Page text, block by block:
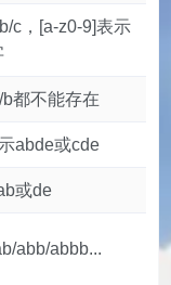
c，[a-z0-9]表示
都不能存在
abde或cde
或de
abb/abbb...